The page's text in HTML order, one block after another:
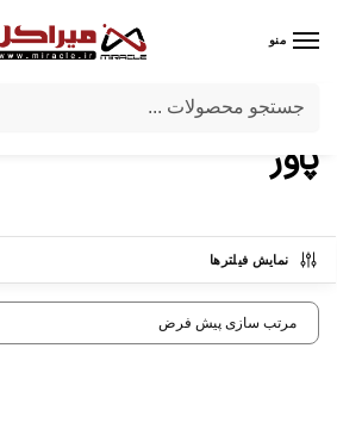
منو
میراکل/کامپیوتر/قطعات اصلی
پاور
نمایش فیلترها